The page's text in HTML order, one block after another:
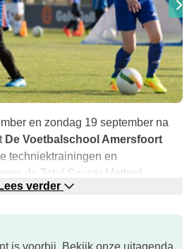
en zondag 19 september na
De Voetbalschool Amersfoort
techniektrainingen en
de Total Soccer Method.
trainers,die individuele
Lees verder
is voorbij. Bekijk onze uitagenda